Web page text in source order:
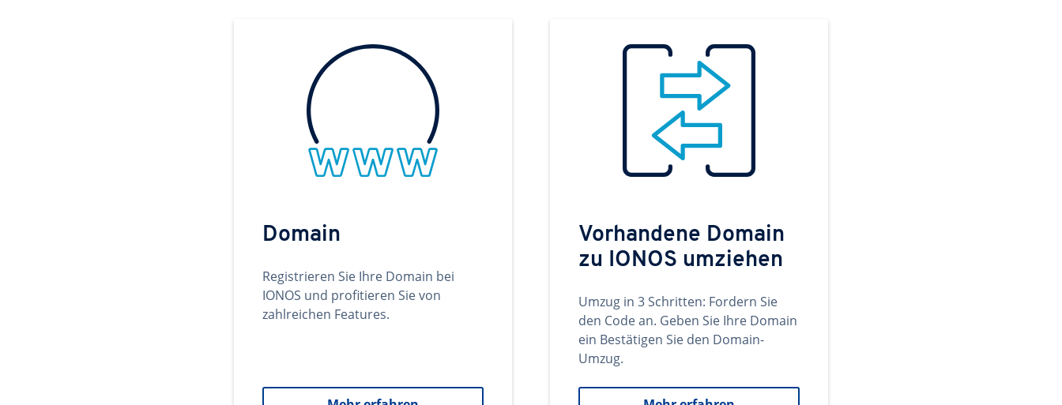
Domain
Registrieren Sie Ihre Domain bei
IONOS und profitieren Sie von
zahlreichen Features.
Vorhandene Domain
zu IONOS umziehen
Umzug in 3 Schritten: Fordern Sie
den Code an. Geben Sie Ihre Domain
ein Bestätigen Sie den Domain-
Umzug.